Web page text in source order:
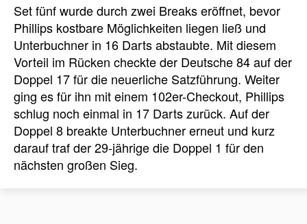
Set fünf wurde durch zwei Breaks eröffnet, bevor
Phillips kostbare Möglichkeiten liegen ließ und
Unterbuchner in 16 Darts abstaubte. Mit diesem
Vorteil im Rücken checkte der Deutsche 84 auf der
Doppel 17 für die neuerliche Satzführung. Weiter
ging es für ihn mit einem 102er-Checkout, Phillips
schlug noch einmal in 17 Darts zurück. Auf der
Doppel 8 breakte Unterbuchner erneut und kurz
darauf traf der 29-jährige die Doppel 1 für den
nächsten großen Sieg.